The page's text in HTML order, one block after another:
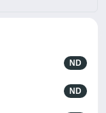
ND
ND